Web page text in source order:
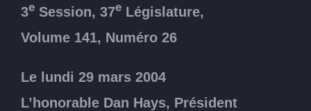
3e Session, 37e Législature,
Volume 141, Numéro 26
Le lundi 29 mars 2004
L’honorable Dan Hays, Président